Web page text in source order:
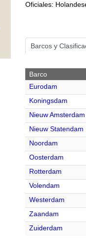
Oficiales:
Barcos y
Barco
Eurodam
Koningsdam
Nieuw Amsterdam
Nieuw Statendam
Noordam
Oosterdam
Rotterdam
Volendam
Westerdam
Zaandam
Zuiderdam